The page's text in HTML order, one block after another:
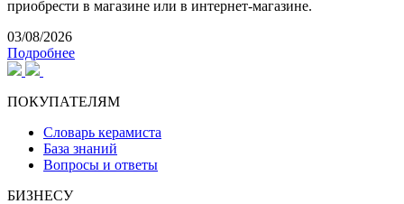
приобрести в магазине или в интернет-магазине.
03/08/2026
Подробнее
ПОКУПАТЕЛЯМ
Словарь керамиста
База знаний
Вопросы и ответы
БИЗНЕСУ